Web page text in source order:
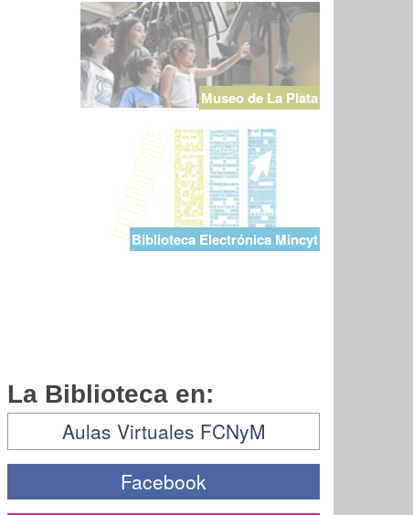
Museo de La Plata
Biblioteca Electrónica Mincyt
La Biblioteca en:
Aulas Virtuales FCNyM
Facebook